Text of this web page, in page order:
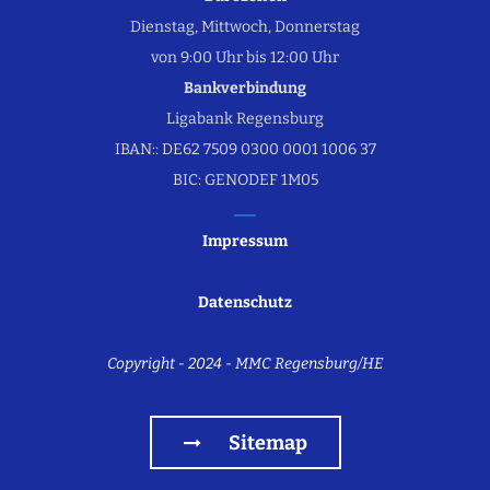
Dienstag, Mittwoch, Donnerstag
von 9:00 Uhr bis 12:00 Uhr
Bankverbindung
Ligabank Regensburg
IBAN:: DE62 7509 0300 0001 1006 37
BIC: GENODEF 1M05
Impressum
Datenschutz
Copyright - 2024 - MMC Regensburg/HE
Sitemap